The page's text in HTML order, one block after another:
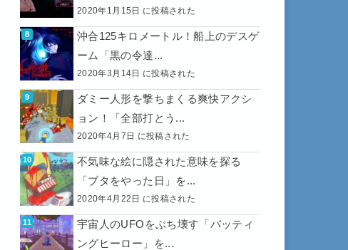
2020年1月15日 に投稿された
沖合125キロメートル！船上のデスゲ
ーム「黒の令達...
2020年3月14日 に投稿された
ダミー人形を撃ちまくる爽快アクシ
ョン！「全部打とう...
2020年4月7日 に投稿された
不気味な絵に隠された意味を探る
「ブタをやった日」を...
2020年4月22日 に投稿された
宇宙人のUFOをぶち壊す「バッティ
ングヒーロー」を...